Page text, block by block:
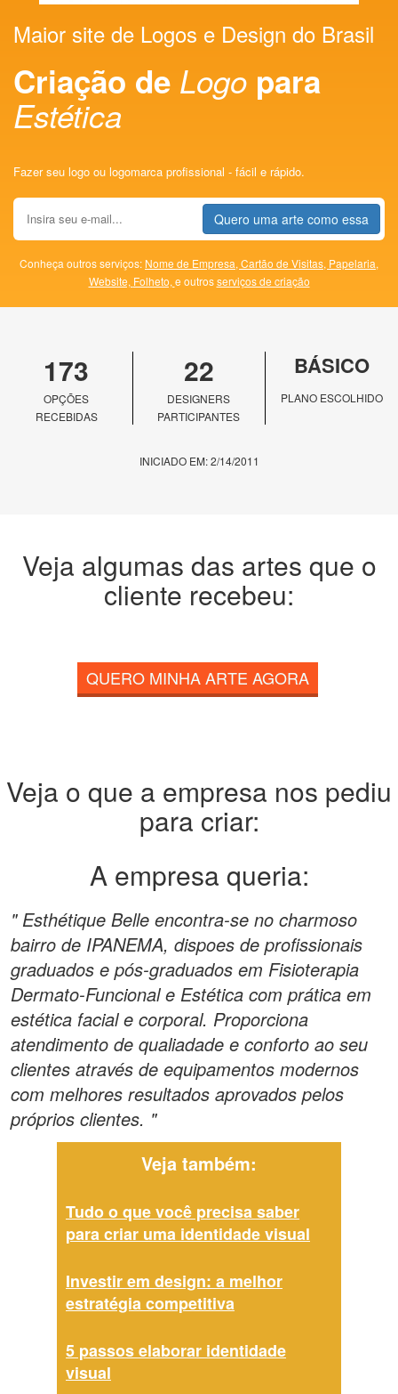
Maior site de Logos e Design do Brasil
Criação de Logo para
Estética
Fazer seu logo ou logomarca profissional - fácil e rápido.
Quero uma arte como essa
Conheça outros serviços: Nome de Empresa, Cartão de Visitas, Papelaria,
Website, Folheto, e outrosserviços de criação
173
OPÇÕES
RECEBIDAS
22
DESIGNERS
PARTICIPANTES
BÁSICO
PLANO ESCOLHIDO
INICIADO EM: 2/14/2011
Veja algumas das artes que o
cliente recebeu:
QUERO MINHA ARTE AGORA
Veja o que a empresa nos pediu
para criar:
A empresa queria:
" Esthétique Belle encontra-se no charmoso
bairro de IPANEMA, dispoes de profissionais
graduados e pós-graduados em Fisioterapia
Dermato-Funcional e Estética com prática em
estética facial e corporal. Proporciona
atendimento de qualiadade e conforto ao seu
clientes através de equipamentos modernos
com melhores resultados aprovados pelos
próprios clientes. "
Veja também:
Tudo o que você precisa saber
para criar uma identidade visual
Investir em design: a melhor
estratégia competitiva
5 passos elaborar identidade
visual